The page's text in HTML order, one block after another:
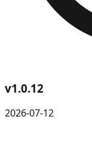
v1.0.12
2026-07-12